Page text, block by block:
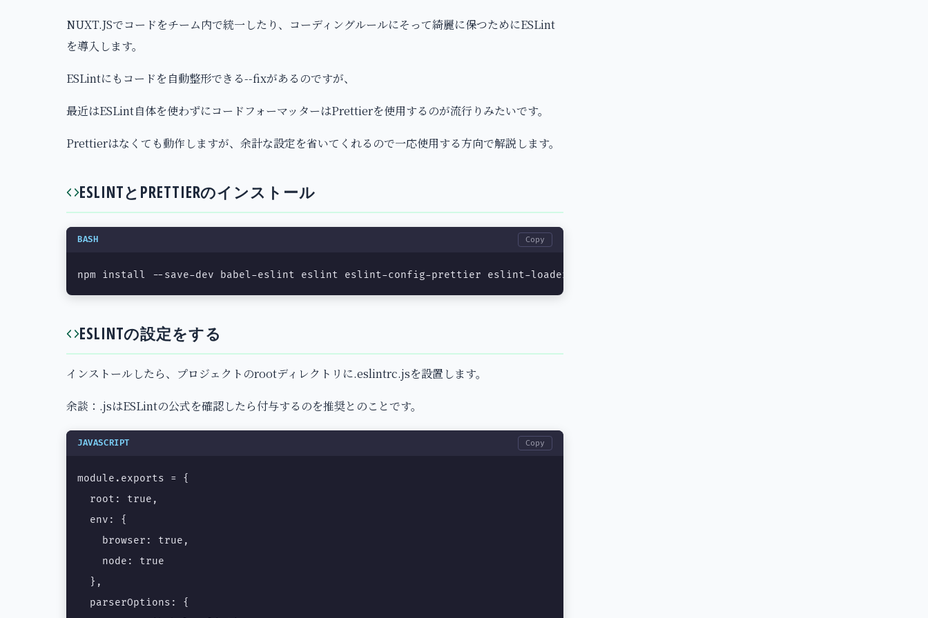
NUXT.JSでコードをチーム内で統一したり、コーディングルールにそって綺麗に保つためにESLint
を導入します。
ESLintにもコードを自動整形できる--fixがあるのですが、
最近はESLint自体を使わずにコードフォーマッターはPrettierを使用するのが流行りみたいです。
Prettierはなくても動作しますが、余計な設定を省いてくれるので一応使用する方向で解説します。
ESLINTとPRETTIERのインストール
BASH Copy
npm install --save-dev babel-eslint eslint eslint-config-prettier eslint-loader eslint-plugin-vue eslint-plugin-prettier prettier
ESLINTの設定をする
インストールしたら、プロジェクトのrootディレクトリに.eslintrc.jsを設置します。
余談：.jsはESLintの公式を確認したら付与するのを推奨とのことです。
JAVASCRIPT Copy
module.exports = {
  root: true,
  env: {
    browser: true,
    node: true
  },
  parserOptions: {